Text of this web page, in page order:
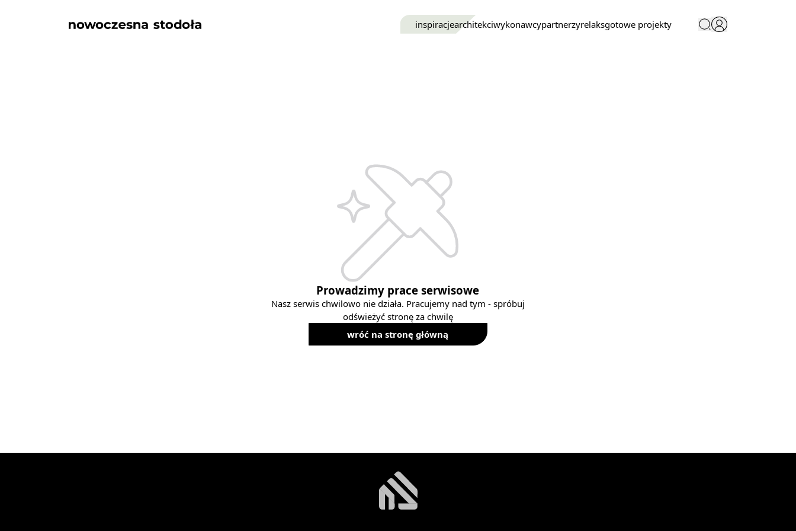
inspiracjearchitekciwykonawcypartnerzyrelaksgotowe projekty
Prowadzimy prace serwisowe
Nasz serwis chwilowo nie działa. Pracujemy nad tym - spróbuj
odświeżyć stronę za chwilę
wróć na stronę główną